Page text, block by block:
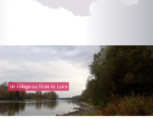
Un village au fil de la Loire